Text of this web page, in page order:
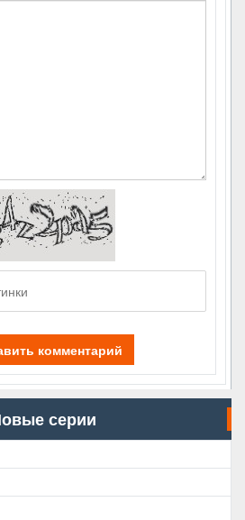
комментарий
серии